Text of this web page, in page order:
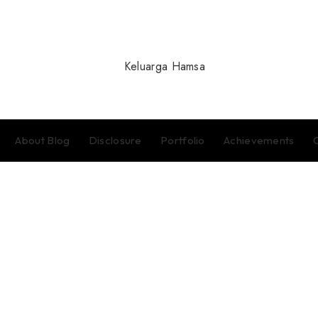
About Blog Disclosure Portfolio Achievements